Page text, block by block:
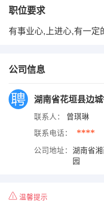
职位要求
有事业心,上进心,有一定
公司信息
湖南省花垣县边
联系人： 曾琪琳
联系电话： ****
公司地址：
湖南省
园
温馨提示